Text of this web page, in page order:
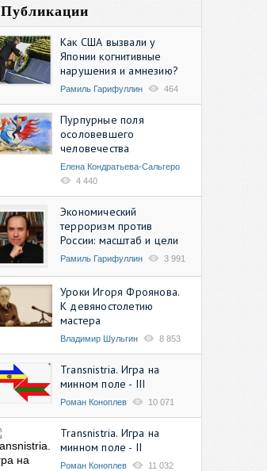
Публикации
Как США вызвали у
Японии когнитивные
нарушения и амнезию?
Рамиль Гарифуллин 464
Пурпурные поля
осоловевшего
человечества
Елена Кондратьева-Сальгеро
4 440
Экономический
терроризм против
России: масштаб и цели
Рамиль Гарифуллин 3 991
Уроки Игоря Фроянова.
К девяностолетию
мастера
Владимир Шульгин 8 853
Transnistria. Игра на
минном поле - III
Роман Коноплев 10 071
Transnistria. Игра на
минном поле - II
Роман Коноплев 11 032